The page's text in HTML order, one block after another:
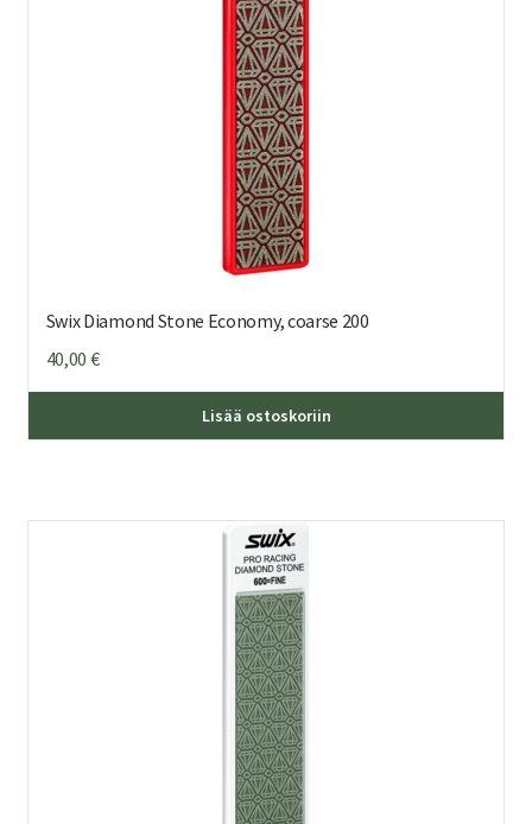
Swix Diamond Stone Economy, coarse 200
40,00 €
Lisää ostoskoriin